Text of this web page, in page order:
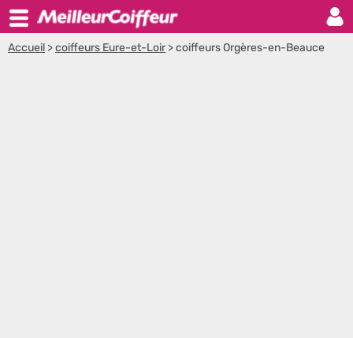
Accueil >coiffeurs Eure-et-Loir >coiffeurs Orgères-en-Beauce